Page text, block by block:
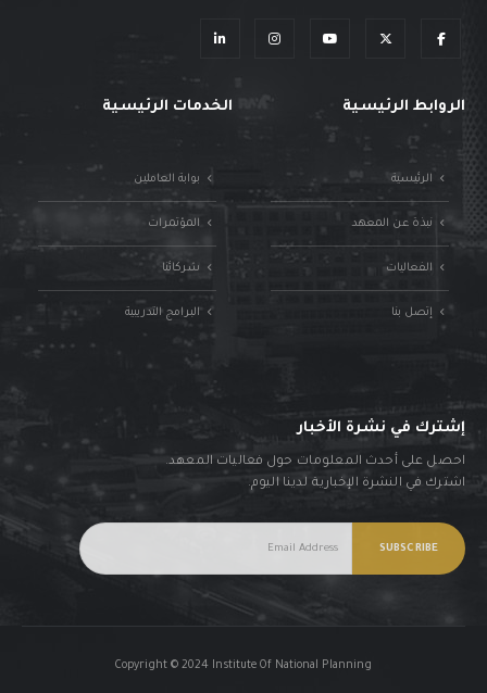
الروابط الرئيسية
الرئيسية
نبذة عن المعهد
الفعاليات
إتصل بنا
الخدمات الرئيسية
بوابة العاملين
المؤتمرات
شركائنا
البرامج التدريبية
إشترك في نشرة الأخبار
احصل على أحدث المعلومات حول فعاليات المعهد.
اشترك في النشرة الإخبارية لدينا اليوم.
Copyright © 2024 Institute Of National Planning